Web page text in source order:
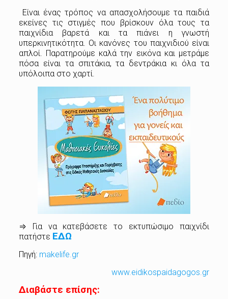
Είναι ένας τρόπος να απασχολήσουμε τα παιδιά
εκείνες τις στιγμές που βρίσκουν όλα τους τα
παιχνίδια βαρετά και τα πιάνει η γνωστή
υπερκινητικότητα. Οι κανόνες του παιχνιδιού είναι
απλοί. Παρατηρούμε καλά την εικόνα και μετράμε
πόσα είναι τα σπιτάκια, τα δεντράκια κι όλα τα
υπόλοιπα στο χαρτί.
⇒ Για να κατεβάσετε το εκτυπώσιμο παιχνίδι
πατήστε ΕΔΩ
Πηγή: makelife.gr
www.eidikospaidagogos.gr
Διαβάστε επίσης: